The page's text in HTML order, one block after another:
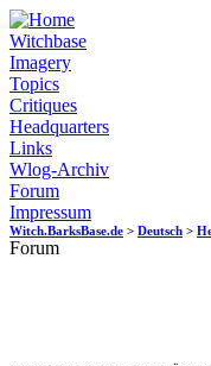
Witchbase
Imagery
Topics
Critiques
Headquarters
Links
Wlog-Archiv
Forum
Impressum
Witch.BarksBase.de > Deutsch >
Forum